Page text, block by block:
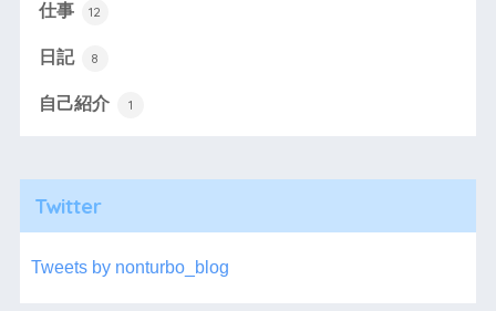
仕事 12
日記 8
自己紹介 1
Twitter
Tweets by nonturbo_blog